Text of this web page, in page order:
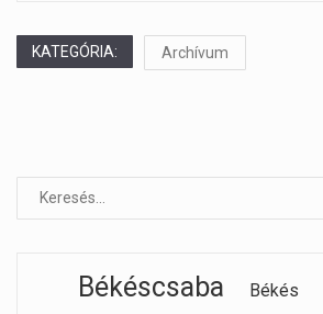
KATEGÓRIA: Archívum
Békéscsaba Békés